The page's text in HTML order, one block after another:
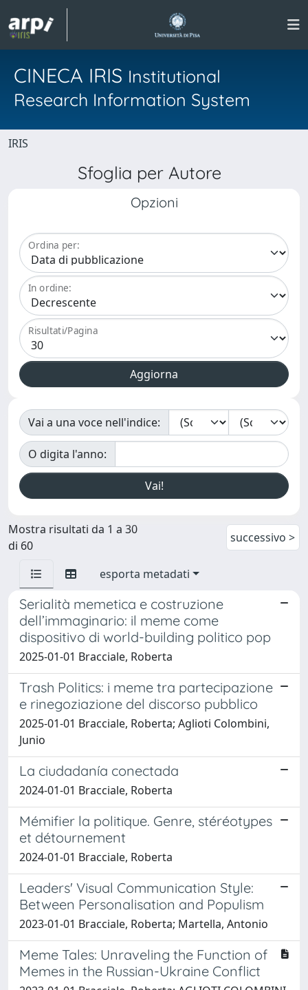
CINECA IRIS Institutional
Research Information System
IRIS
Sfoglia per Autore
Opzioni
Ordina per:
In ordine:
Risultati/Pagina
Vai a una voce nell'indice:
O digita l'anno:
Mostra risultati da 1 a 30
di 60
successivo >
esporta metadati
Serialità memetica e costruzione
dell’immaginario: il meme come
dispositivo di world-building politico pop
2025-01-01 Bracciale, Roberta
Trash Politics: i meme tra partecipazione
e rinegoziazione del discorso pubblico
2025-01-01 Bracciale, Roberta; Aglioti Colombini,
Junio
La ciudadanía conectada
2024-01-01 Bracciale, Roberta
Mémifier la politique. Genre, stéréotypes
et détournement
2024-01-01 Bracciale, Roberta
Leaders' Visual Communication Style:
Between Personalisation and Populism
2023-01-01 Bracciale, Roberta; Martella, Antonio
Meme Tales: Unraveling the Function of
Memes in the Russian-Ukraine Conflict